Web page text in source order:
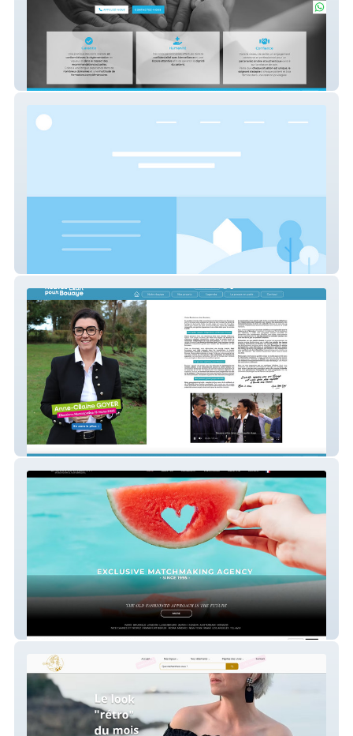
Geneva Home Care
Bouaye Dynamique, Écologique et
Nouvel Elan pour Bouaye